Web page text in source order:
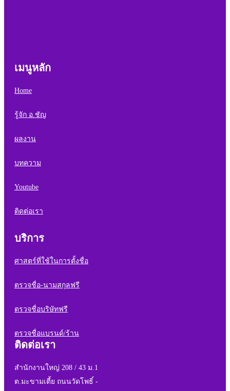
เมนูหลัก
Home
รู้จัก อ.ชัญ
ผลงาน
บทความ
Youtube
ติดต่อเรา
บริการ
ศาสตร์ที่ใช้ในการตั้งชื่อ
ตรวจชื่อ-นามสกุลฟรี
ตรวจชื่อบริษัทฟรี
ตรวจชื่อแบรนด์/ร้าน
ติดต่อเรา
สำนักงานใหญ่ 208 / 43 ม.1
ต.มะขามเตี้ย ถนนวัดโพธิ์ -